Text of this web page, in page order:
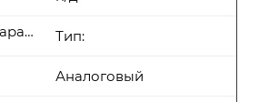
Тип:
Наименование характеристики
Аналоговый